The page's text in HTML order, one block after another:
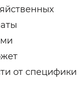
от специфики